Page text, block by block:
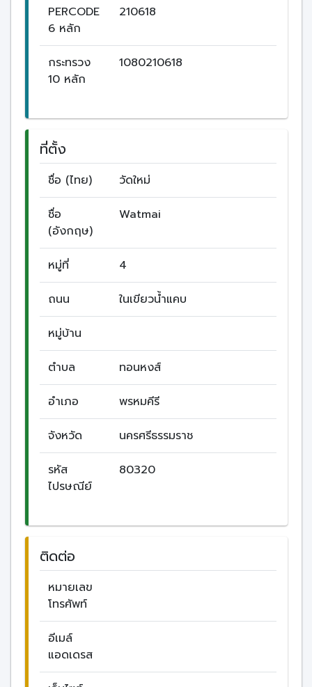
PERCODE
6 หลัก
210618
กระทรวง
10 หลัก
1080210618
ที่ตั้ง
ชื่อ (ไทย) วัดใหม่
ชื่อ
(อังกฤษ)
Watmai
หมู่ที่ 4
ถนน ในเขียวน้ำแคบ
หมู่บ้าน
ตำบล ทอนหงส์
อำเภอ พรหมคีรี
จังหวัด นครศรีธรรมราช
รหัส
ไปรษณีย์
80320
ติดต่อ
หมายเลข
โทรศัพท์
อีเมล์
แอดเดรส